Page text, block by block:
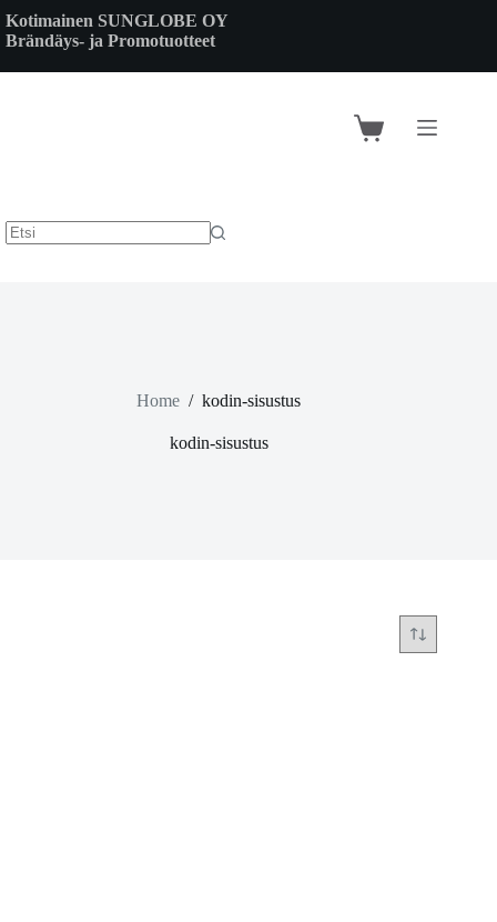
to
content
Kotimainen SUNGLOBE OY
Brändäys- ja Promotuotteet
Shopping
Home / kodin-sisustus
kodin-sisustus